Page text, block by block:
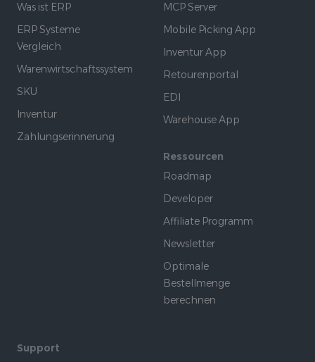
Was ist ERP
ERP Systeme
Vergleich
Warenwirtschaftssystem
SKU
Inventur
Zahlungserinnerung
MCP Server
Mobile Picking App
Inventur App
Retourenportal
EDI
Warehouse App
Ressourcen
Roadmap
Developer
Affiliate Programm
Newsletter
Optimale
Bestellmenge
berechnen
Support